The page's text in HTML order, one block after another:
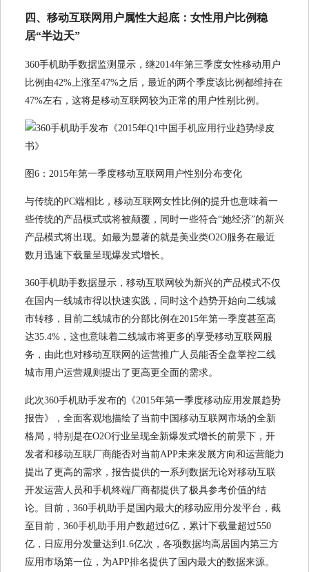
四、移动互联网用户属性大起底：女性用户比例稳
居“半边天”
360手机助手数据监测显示，继2014年第三季度女性移动用户
比例由42%上涨至47%之后，最近的两个季度该比例都维持在
47%左右，这将是移动互联网较为正常的用户性别比例。
图6：2015年第一季度移动互联网用户性别分布变化
与传统的PC端相比，移动互联网女性比例的提升也意味着一
些传统的产品模式或将被颠覆，同时一些符合“她经济”的新兴
产品模式将出现。如最为显著的就是美业类O2O服务在最近
数月迅速下载量呈现爆发式增长。
360手机助手数据显示，移动互联网较为新兴的产品模式不仅
在国内一线城市得以快速实践，同时这个趋势开始向二线城
市转移，目前二线城市的分部比例在2015年第一季度甚至高
达35.4%，这也意味着二线城市将更多的享受移动互联网服
务，由此也对移动互联网的运营推广人员能否全盘掌控二线
城市用户运营规则提出了更高更全面的需求。
此次360手机助手发布的《2015年第一季度移动应用发展趋势
报告》，全面客观地描绘了当前中国移动互联网市场的全新
格局，特别是在O2O行业呈现全新爆发式增长的前景下，开
发者和移动互联厂商能否对当前APP未来发展方向和运营能力
提出了更高的需求，报告提供的一系列数据无论对移动互联
开发运营人员和手机终端厂商都提供了极具参考价值的结
论。目前，360手机助手是国内最大的移动应用分发平台，截
至目前，360手机助手用户数超过6亿，累计下载量超过550
亿，日应用分发量达到1.6亿次，各项数据均高居国内第三方
应用市场第一位，为APP排名提供了国内最大的数据来源。